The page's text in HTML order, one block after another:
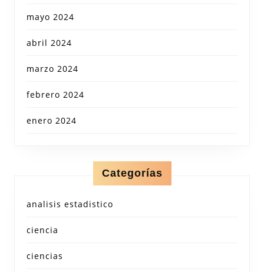
mayo 2024
abril 2024
marzo 2024
febrero 2024
enero 2024
Categorías
analisis estadistico
ciencia
ciencias